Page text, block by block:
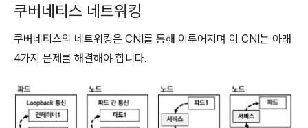
쿠버네티스 네트워킹
쿠버네티스의 네트워킹은 CNI를 통해 이루어지며 이 CNI는 아래
4가지 문제를 해결해야 합니다.